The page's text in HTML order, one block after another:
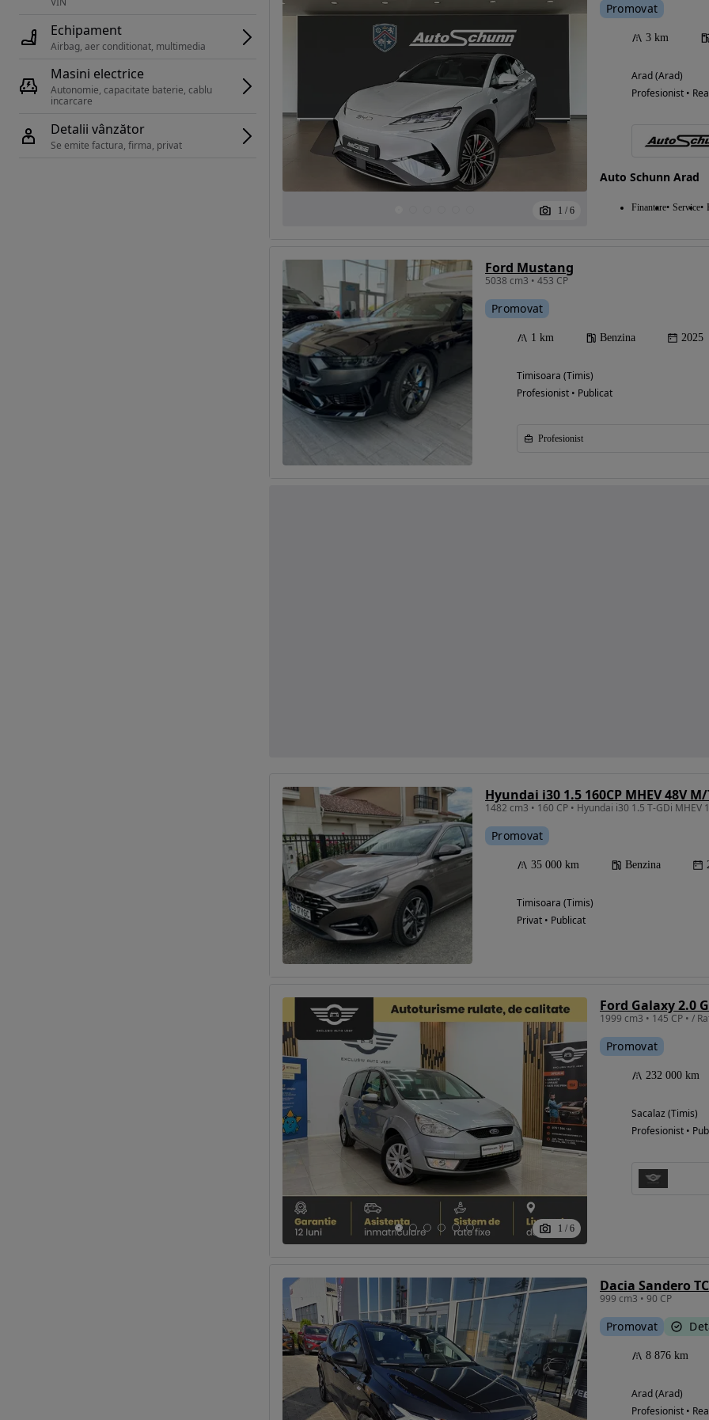
Echipament
Airbag, aer conditionat, multimedia
Masini electrice
Autonomie, capacitate baterie, cablu
Detalii vânzător
Se emite factura, firma, privat
1 / 6
Promovat
3 km
Arad (Arad)
Profesionist •
Auto Schunn Arad
Finantare Service
Ford Mustang
5038 cm3 • 453 CP
Promovat
1 km Benzina 2025
Timisoara (Timis)
Profesionist • Publicat
Profesionist
Hyundai i30 1.5 160CP MHEV 48V
Promovat
35 000 km Benzina
Timisoara (Timis)
Privat • Publicat
1 / 6
Ford Galaxy 2.0
1999 cm3 • 145 CP • /
Promovat
232 000 km
Sacalaz (Timis)
Profesionist •
Dacia Sandero
999 cm3 • 90 CP
Promovat
8 876 km
Arad (Arad)
Profesionist •